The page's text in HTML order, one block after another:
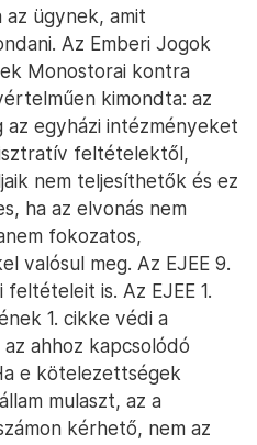
az ügynek, amit
Az Emberi Jogok
Monostorai kontra
kimondta: az
az egyházi intézményeket
feltételektől,
nem teljesíthetők és ez
ha az elvonás nem
fokozatos,
valósul meg. Az EJEE 9.
is. Az EJEE 1.
1. cikke védi a
ahhoz kapcsolódó
e kötelezettségek
mulaszt, az a
kérhető, nem az